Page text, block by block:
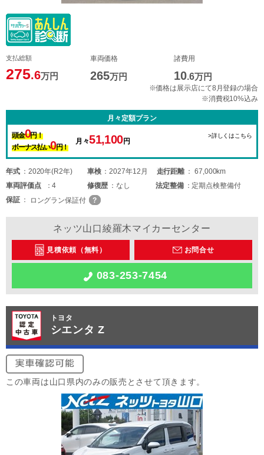
支払総額
275.6万円
車両価格
265万円
諸費用
10.6万円
※価格は展示店にて8月登録の場合
※消費税10%込み
月々定額プラン
頭金0円！
ボーナス払い0円！
月々51,100円
>詳しくはこちら
年式 2020年(R2年) 車検 2027年12月 走行距離
67,000km
車両評価点 4 修復歴 なし 法定整備
定期点検整備付
保証
ロングラン保証付
ネッツ山口綾羅木マイカーセンター
見積依頼（無料） お問合せ
083-253-7454
トヨタ
シエンタ Z
この車両は山口県内のみの販売とさせて頂きます。